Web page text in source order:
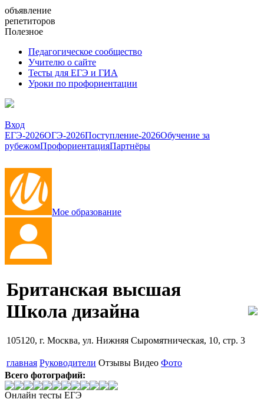
объявление
репетиторов
Полезное
Педагогическое сообщество
Учителю о сайте
Тесты для ЕГЭ и ГИА
Уроки по профориентации
Вход
ЕГЭ-2026ОГЭ-2026Поступление-2026Обучение за
рубежомПрофориентацияПартнёры
Мое образование
Британская высшая
Школа дизайна
105120, г. Москва, ул. Нижняя Сыромятническая, 10, стр. 3
главная Руководители Отзывы Видео Фото
Всего фотографий:
Онлайн тесты ЕГЭ